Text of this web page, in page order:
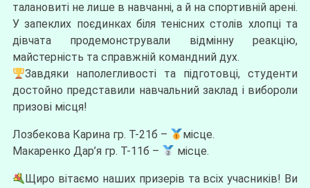
талановиті не лише в навчанні, а й на спортивній арені.
У запеклих поєдинках біля тенісних столів хлопці та
дівчата продемонстрували відмінну реакцію,
майстерність та справжній командний дух.
Завдяки наполегливості та підготовці, студенти
достойно представили навчальний заклад і вибороли
призові місця!
Лозбекова Карина гр. Т-21б –
місце.
Макаренко Дар’я гр. Т-11б –
місце.
Щиро вітаємо наших призерів та всіх учасників! Ви